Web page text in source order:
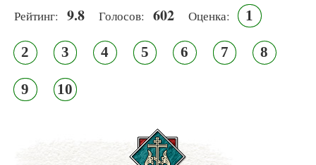
Рейтинг: 9.8 Голосов: 602 Оценка: 1
2 3 4 5 6 7 8
9 10